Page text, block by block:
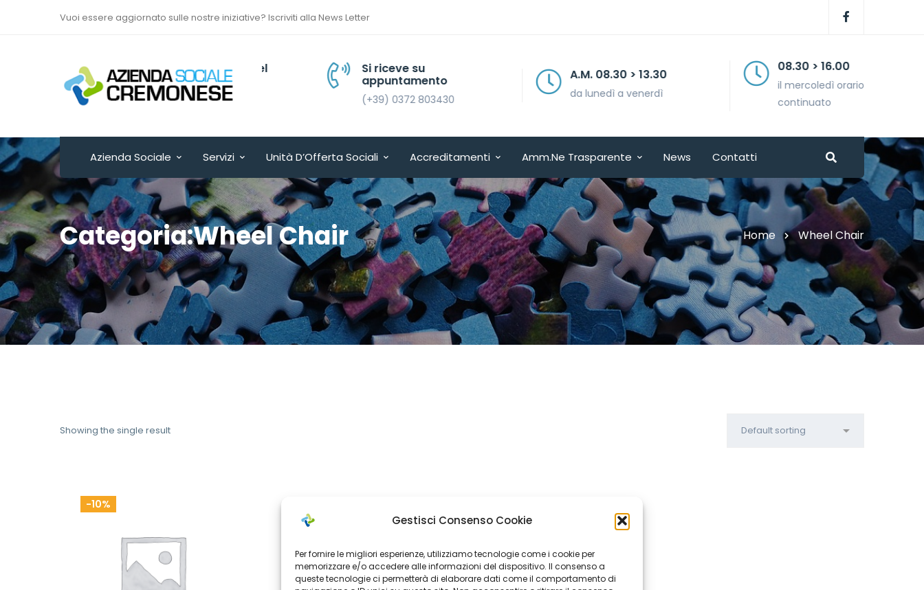
Gestisci Consenso Cookie
Per fornire le migliori esperienze, utilizziamo tecnologie come i cookie per
memorizzare e/o accedere alle informazioni del dispositivo. Il consenso a
queste tecnologie ci permetterà di elaborare dati come il comportamento di
Vuoi essere aggiornato sulle nostre iniziative? Iscriviti alla News Letter
Via Sant’Antonio del
Fuoco n. 9/A
Cremona - ITALY
Si riceve su
appuntamento
(+39) 0372 803430
A.M. 08.30 > 13.30
da lunedì a venerdì
08.30 > 16.00
il mercoledì orario
continuato
Azienda Sociale Servizi Unità D’Offerta Sociali Accreditamenti Amm.ne Trasparente News Contatti
Categoria:Wheel Chair Home Wheel Chair
Showing the single result
-10%
-10%